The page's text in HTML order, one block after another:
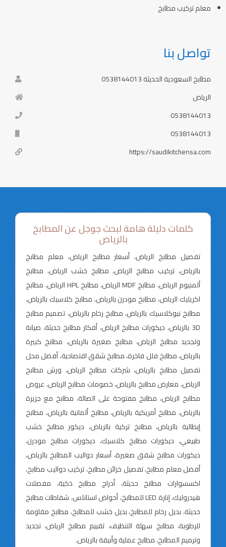
معلم تركيب مطابخ
تواصل بنا
مطابخ السعودية الحديثة 0538144013
الرياض
0538144013
0538144013
https://saudikitchensa.com
كلمات دليلة هامة لبحث جوجل عن المطابخ
بالرياض
تفصيل مطابخ الرياض، أسعار مطابخ الرياض، معلم مطابخ
بالرياض، تركيب مطابخ الرياض، مطابخ خشب الرياض، مطابخ
ألمنيوم الرياض، مطابخ MDF الرياض، مطابخ HPL الرياض، مطابخ
اكريليك الرياض، مطابخ مودرن بالرياض، مطابخ كلاسيك بالرياض،
مطابخ نيوكلاسيك بالرياض، مطابخ رخام بالرياض، تصميم مطابخ
3D بالرياض، ديكورات مطابخ الرياض، أفكار مطابخ حديثة، صيانة
وتجديد مطابخ الرياض، مطابخ صغيرة بالرياض، مطابخ كبيرة
بالرياض، مطابخ فلل فاخرة، مطابخ شقق اقتصادية، أفضل محل
تفصيل مطابخ بالرياض، شركات مطابخ الرياض، ورش مطابخ
الرياض، معارض مطابخ بالرياض، خصومات مطابخ الرياض، عروض
مطابخ الرياض، مطابخ مفتوحة على الصالة، مطابخ مع جزيرة
بالرياض، مطابخ أمريكية بالرياض، مطابخ ألمانية بالرياض، مطابخ
إيطالية بالرياض، مطابخ تركية بالرياض، ديكور مطابخ خشب
طبيعي، ديكورات مطابخ كلاسيك، ديكورات مطابخ مودرن،
ديكورات مطابخ شقق صغيرة، أسعار دواليب المطابخ بالرياض،
أفضل معلم مطابخ، تفصيل خزائن مطابخ، تركيب دواليب مطابخ،
اكسسوارات مطابخ حديثة، أدراج مطابخ ذكية، مفصلات
هيدروليك، إنارة LED للمطابخ، أحواض استانلس، شفاطات مطابخ
حديثة، بديل رخام للمطابخ، بديل خشب للمطابخ، مطابخ مقاومة
للرطوبة، مطابخ سهلة التنظيف، تقييم مطابخ الرياض، تجديد
وترميم المطابخ، مطابخ عملية وأنيقة بالرياض.